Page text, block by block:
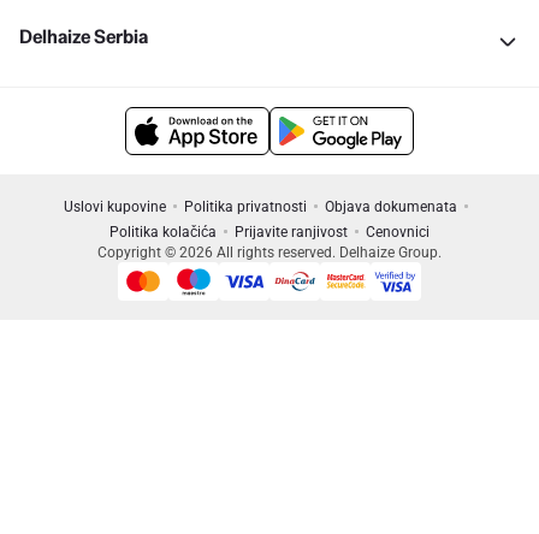
Delhaize Serbia
Uslovi kupovine Politika privatnosti
Objava dokumenata
Politika kolačića
Prijavite ranjivost
Cenovnici
Copyright © 2026 All rights reserved. Delhaize Group.